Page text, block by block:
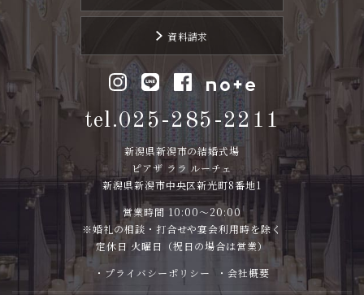
資料請求
tel.025-285-2211
新潟県新潟市の結婚式場
ピアザ ララ ルーチェ
新潟県新潟市中央区新光町8番地1
営業時間 10:00～20:00
※婚礼の相談・打合せや宴会利用時を除く
定休日 火曜日（祝日の場合は営業）
・プライバシーポリシー
・会社概要